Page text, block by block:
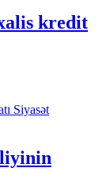
kredit
Siyasət